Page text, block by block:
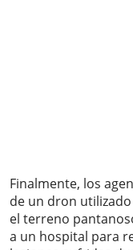
Finalmente, los
de un dron
el terreno
a un hospital para